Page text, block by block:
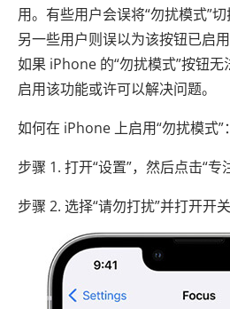
用。有些用户会误将“勿扰模式”
另一些用户则误以为该按钮已启
如果 iPhone 的“勿扰模式”按钮
启用该功能或​​许可以解决问题。
如何在 iPhone 上启用“勿扰模式”：
步骤 1. 打开“设置”，然后点击“专
步骤 2. 选择“请勿打扰”并打开开关